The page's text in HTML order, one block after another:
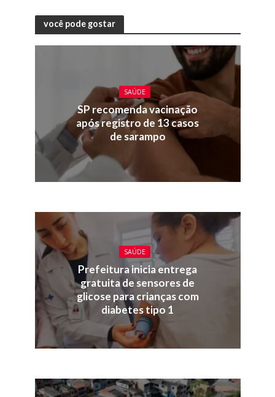
você pode gostar
SAÚDE
SP recomenda vacinação
após registro de 13 casos
de sarampo
SAÚDE
Prefeitura inicia entrega
gratuita de sensores de
glicose para crianças com
diabetes tipo 1